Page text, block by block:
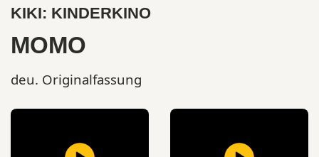
KIKI: KINDERKINO
MOMO
deu. Originalfassung